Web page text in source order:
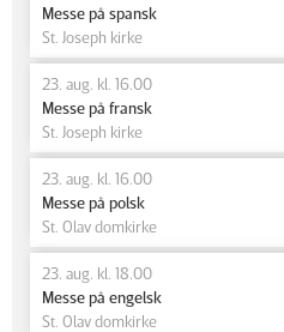
Messe på spansk
St. Joseph kirke
23. aug. kl. 16.00
Messe på fransk
St. Joseph kirke
23. aug. kl. 16.00
Messe på polsk
St. Olav domkirke
23. aug. kl. 18.00
Messe på engelsk
St. Olav domkirke